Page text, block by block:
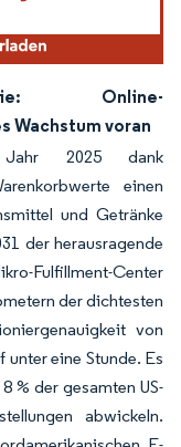
Online-
voran
Jahr 2025 dank
einen
und Getränke
der herausragende
Fulfillment-Center
der dichtesten
von
unter eine Stunde. Es
% der gesamten US-
abwickeln.